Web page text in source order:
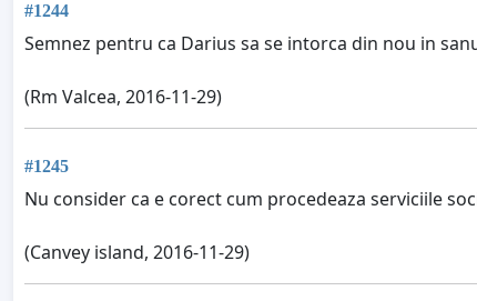
#1244
Semnez pentru ca Darius sa se intorca din nou in
(Rm Valcea, 2016-11-29)
#1245
Nu consider ca e corect cum procedeaza serviciile
(Canvey island, 2016-11-29)